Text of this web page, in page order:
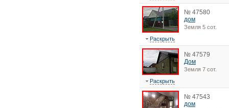
№ 47580
дом
Земля 5 сот.
Раскрыть
№ 47579
Дом
Земля 7 сот.
Раскрыть
№ 47543
дом